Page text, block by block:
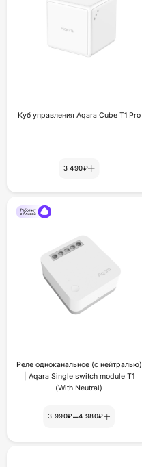
Куб управления Aqara Cube T1 Pro
3 490₽
Реле одноканальное (с нейтралью)
| Aqara Single switch module T1
(With Neutral)
3 990₽–4 980₽